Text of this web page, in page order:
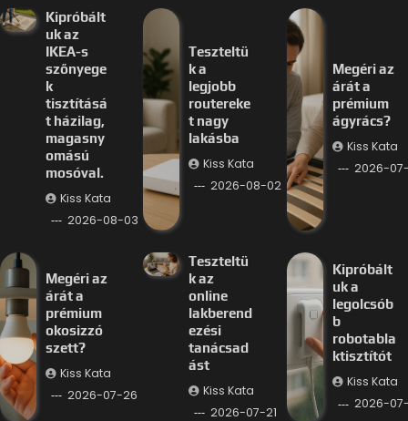
Kipróbált
uk az
IKEA-s
szőnyege
k
tisztításá
t házilag,
magasny
omású
mosóval.
Kiss Kata
2026-08-03
Teszteltü
k a
legjobb
routereke
t nagy
lakásba
Kiss Kata
2026-08-02
Megéri az
árát a
prémium
ágyrács?
Kiss Kata
2026-
Megéri az
árát a
prémium
okosizzó
szett?
Kiss Kata
2026-07-26
Teszteltü
k az
online
lakberend
ezési
tanácsad
ást
Kiss Kata
2026-07-21
Kipróbált
uk a
legolcsób
b
robotabla
ktisztítót
Kiss Kata
2026-